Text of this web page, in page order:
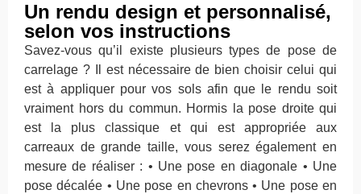
Un rendu design et personnalisé,
selon vos instructions
Savez-vous qu’il existe plusieurs types de pose de
carrelage ? Il est nécessaire de bien choisir celui qui
est à appliquer pour vos sols afin que le rendu soit
vraiment hors du commun. Hormis la pose droite qui
est la plus classique et qui est appropriée aux
carreaux de grande taille, vous serez également en
mesure de réaliser : • Une pose en diagonale • Une
pose décalée • Une pose en chevrons • Une pose en